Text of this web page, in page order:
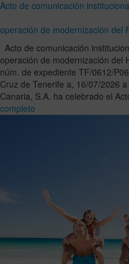
Acto de comunicación
operación de modernización del
Acto de comunicación
operación de modernización del
núm. de expediente TF/0612/
Cruz de Tenerife a, 16/07/2026
Canaria, S.A. ha celebrado el
completo